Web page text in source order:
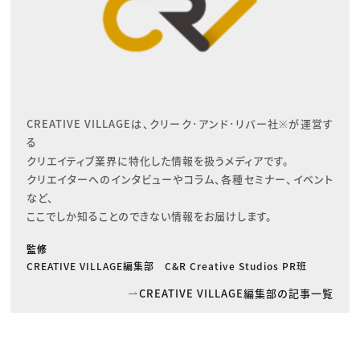
CREATIVE VILLAGEは、クリーク･アンド･リバー社※が運営す
る
クリエイティブ業界に特化した情報を扱うメディアです。
クリエイターへのインタビューやコラム、各種セミナー、イベント
など、
ここでしか知ることのできない情報をお届けします。
監修
CREATIVE VILLAGE編集部 C&R Creative Studios PR班
CREATIVE VILLAGE編集部の記事一覧